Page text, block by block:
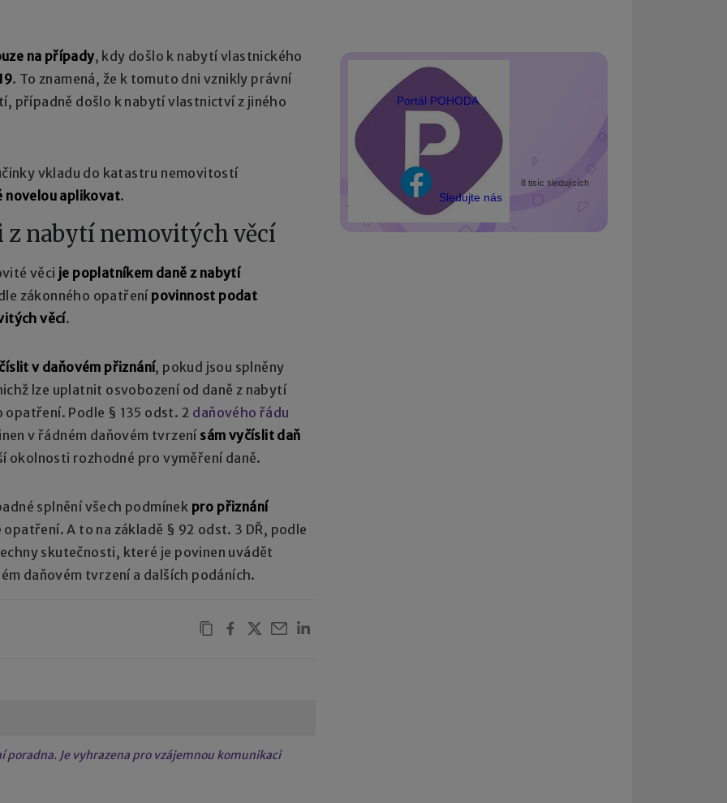
na případy, kdy došlo k nabytí vlastnického
. To znamená, že k tomuto dni vznikly právní
případně došlo k nabytí vlastnictví z jiného
vkladu do katastru nemovitostí
novelou aplikovat.
z nabytí nemovitých věcí
věci je poplatníkem daně z nabytí
zákonného opatření povinnost podat
věcí.
v daňovém přiznání, pokud jsou splněny
lze uplatnit osvobození od daně z nabytí
Podle § 135 odst. 2 daňového řádu
v řádném daňovém tvrzení sám vyčíslit daň
okolnosti rozhodné pro vyměření daně.
splnění všech podmínek pro přiznání
A to na základě § 92 odst. 3 DŘ, podle
skutečnosti, které je povinen uvádět
daňovém tvrzení a dalších podáních.
poradna. Je vyhrazena pro vzájemnou komunikaci
Portál POHODA
Sledujte nás
8 tisíc sledujících